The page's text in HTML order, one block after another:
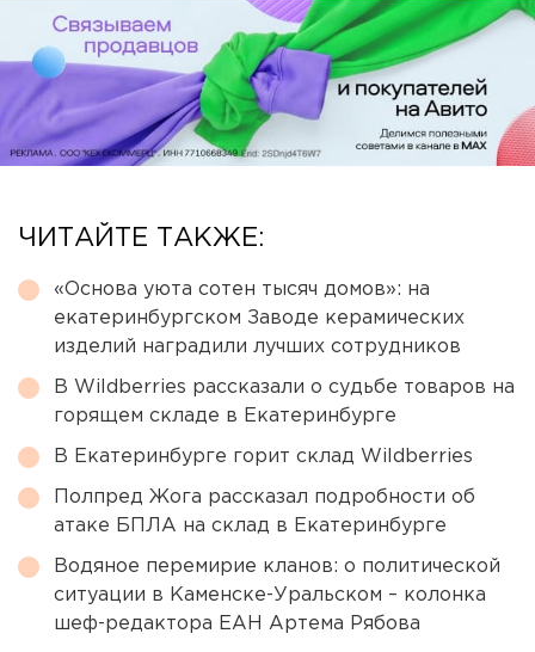
ЧИТАЙТЕ ТАКЖЕ:
«Основа уюта сотен тысяч домов»: на
екатеринбургском Заводе керамических
изделий наградили лучших сотрудников
В Wildberries рассказали о судьбе товаров на
горящем складе в Екатеринбурге
В Екатеринбурге горит склад Wildberries
Полпред Жога рассказал подробности об
атаке БПЛА на склад в Екатеринбурге
Водяное перемирие кланов: о политической
ситуации в Каменске-Уральском – колонка
шеф-редактора ЕАН Артема Рябова